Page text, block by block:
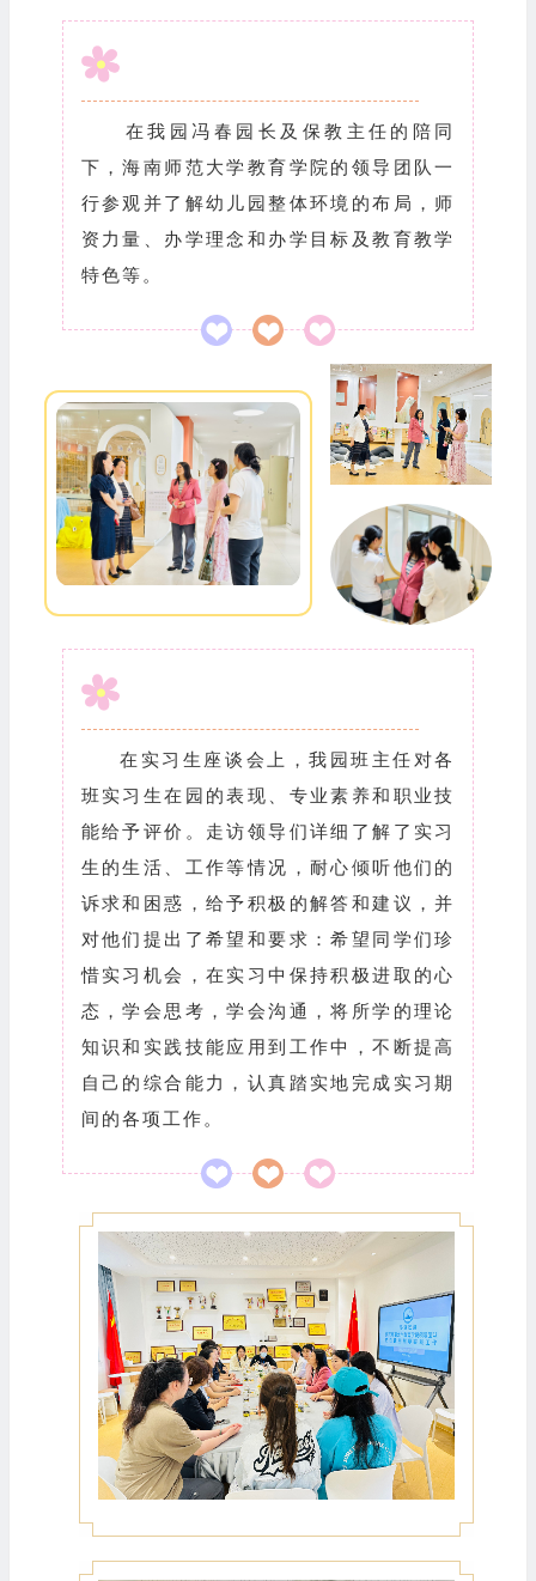
在我园冯春园长及保教主任的陪同
下，海南师范大学教育学院的领导团队一
行参观并了解幼儿园整体环境的布局，师
资力量、办学理念和办学目标及教育教学
特色等。
在实习生座谈会上，我园班主任对各
班实习生在园的表现、专业素养和职业技
能给予评价。走访领导们详细了解了实习
生的生活、工作等情况，耐心倾听他们的
诉求和困惑，给予积极的解答和建议，并
对他们提出了希望和要求：希望同学们珍
惜实习机会，在实习中保持积极进取的心
态，学会思考，学会沟通，将所学的理论
知识和实践技能应用到工作中，不断提高
自己的综合能力，认真踏实地完成实习期
间的各项工作。